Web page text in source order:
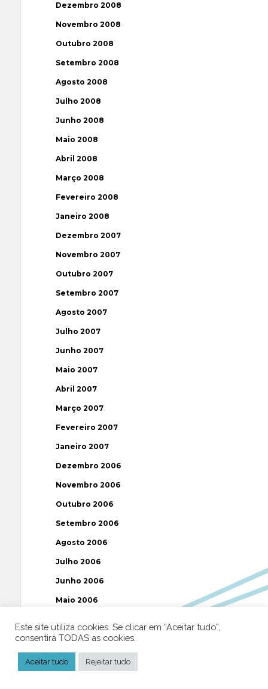
Dezembro 2008
Novembro 2008
Outubro 2008
Setembro 2008
Agosto 2008
Julho 2008
Junho 2008
Maio 2008
Abril 2008
Março 2008
Fevereiro 2008
Janeiro 2008
Dezembro 2007
Novembro 2007
Outubro 2007
Setembro 2007
Agosto 2007
Julho 2007
Junho 2007
Maio 2007
Abril 2007
Março 2007
Fevereiro 2007
Janeiro 2007
Dezembro 2006
Novembro 2006
Outubro 2006
Setembro 2006
Agosto 2006
Julho 2006
Junho 2006
Maio 2006
Março 2006
Fevereiro 2006
Este site utiliza cookies. Se clicar em “Aceitar tudo”,
consentirá TODAS as cookies.
Aceitar tudo Rejeitar tudo